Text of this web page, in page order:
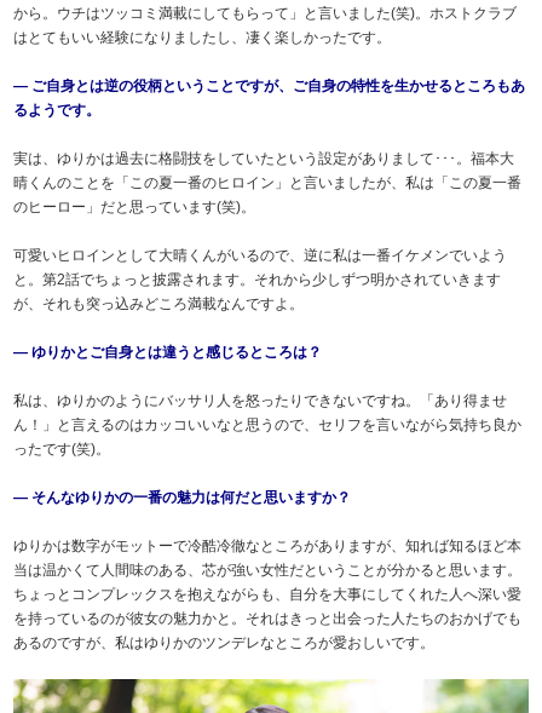
から。ウチはツッコミ満載にしてもらって」と言いました(笑)。ホストクラブ
はとてもいい経験になりましたし、凄く楽しかったです。
― ご自身とは逆の役柄ということですが、ご自身の特性を生かせるところもあ
るようです。
実は、ゆりかは過去に格闘技をしていたという設定がありまして･･･。福本大
晴くんのことを「この夏一番のヒロイン」と言いましたが、私は「この夏一番
のヒーロー」だと思っています(笑)。
可愛いヒロインとして大晴くんがいるので、逆に私は一番イケメンでいよう
と。第2話でちょっと披露されます。それから少しずつ明かされていきます
が、それも突っ込みどころ満載なんですよ。
― ゆりかとご自身とは違うと感じるところは？
私は、ゆりかのようにバッサリ人を怒ったりできないですね。「あり得ませ
ん！」と言えるのはカッコいいなと思うので、セリフを言いながら気持ち良か
ったです(笑)。
― そんなゆりかの一番の魅力は何だと思いますか？
ゆりかは数字がモットーで冷酷冷徹なところがありますが、知れば知るほど本
当は温かくて人間味のある、芯が強い女性だということが分かると思います。
ちょっとコンプレックスを抱えながらも、自分を大事にしてくれた人へ深い愛
を持っているのが彼女の魅力かと。それはきっと出会った人たちのおかげでも
あるのですが、私はゆりかのツンデレなところが愛おしいです。